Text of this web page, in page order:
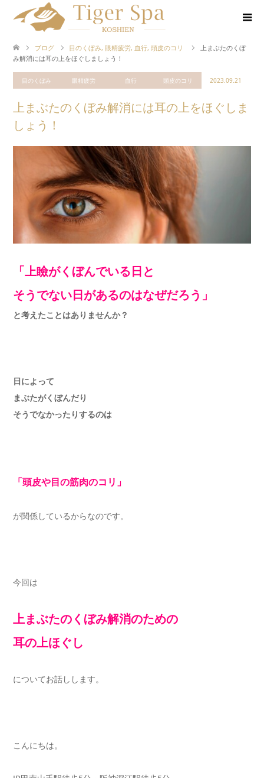
ブログ 目のくぼみ, 眼精疲労, 血行, 頭皮のコリ
上まぶたのくぼ
み解消には耳の上をほぐしましょう！
目のくぼみ 眼精疲労 血行 頭皮のコリ 2023.09.21
上まぶたのくぼみ解消には耳の上をほぐしま
しょう！
「上瞼がくぼんでいる日と
そうでない日があるのはなぜだろう」
と考えたことはありませんか？
日によって
まぶたがくぼんだり
そうでなかったりするのは
「頭皮や目の筋肉のコリ」
が関係しているからなのです。
今回は
上まぶたのくぼみ解消のための
耳の上ほぐし
についてお話しします。
こんにちは。